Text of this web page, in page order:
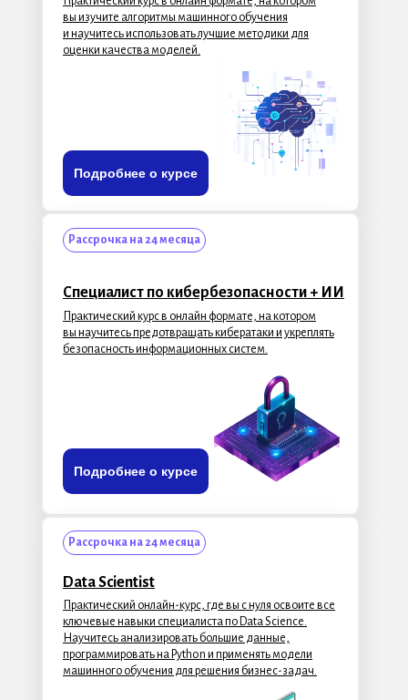
вы изучите алгоритмы машинного обучения
и научитесь использовать лучшие методики для
оценки качества моделей.
Подробнее о курсе
Специалист по кибербезопасности + ИИ
Практический курс в онлайн формате, на котором
вы научитесь предотвращать кибератаки и укреплять
безопасность информационных систем.
Подробнее о курсе
Рассрочка на 24 месяца
Data Scientist
Практический онлайн-курс, где вы с нуля освоите все
ключевые навыки специалиста по Data Science.
Научитесь анализировать большие данные,
программировать на Python и применять модели
машинного обучения для решения бизнес-задач.
Рассрочка на 24 месяца